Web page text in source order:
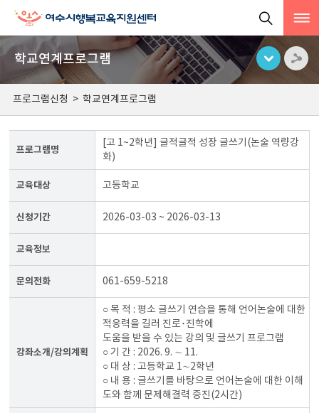
학교연계프로그램
프로그램신청 > 학교연계프로그램
프로그램명
[고 1~2학년] 글적글적 성장 글쓰기(논술 역량강
화)
교육대상 고등학교
신청기간 2026-03-03 ~ 2026-03-13
교육정보
문의전화 061-659-5218
강좌소개/강의계획
○ 목 적 : 평소 글쓰기 연습을 통해 언어논술에 대한
적응력을 길러 진로･진학에
도움을 받을 수 있는 강의 및 글쓰기 프로그램
○ 기 간 : 2026. 9. ∼ 11.
○ 대 상 : 고등학교 1∼2학년
○ 내 용 : 글쓰기를 바탕으로 언어논술에 대한 이해
도와 함께 문제해결력 증진(2시간)